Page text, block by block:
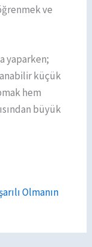
ve
yaparken;
küçük
hem
büyük
Olmanın